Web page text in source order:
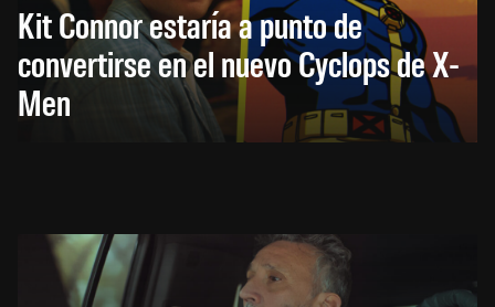
Kit Connor estaría a punto de
convertirse en el nuevo Cyclops de X-
Men